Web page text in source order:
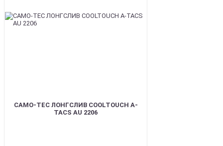
CAMO-TEC ЛОНГСЛИВ COOLTOUCH A-
TACS AU 2206